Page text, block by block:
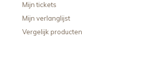
Mijn tickets
Mijn verlanglijst
Vergelijk producten